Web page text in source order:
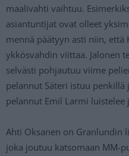
maalivahti vaihtuu.
asiantuntijat ovat olleet
mennä päätyyn asti niin, että
ykkösvahdin viittaa. Jalonen
selvästi pohjautuu viime
pelannut Säteri istuu penkillä
pelannut Emil Larmi luistelee
Ahti Oksanen on Granlundin
joka joutuu katsomaan MM-